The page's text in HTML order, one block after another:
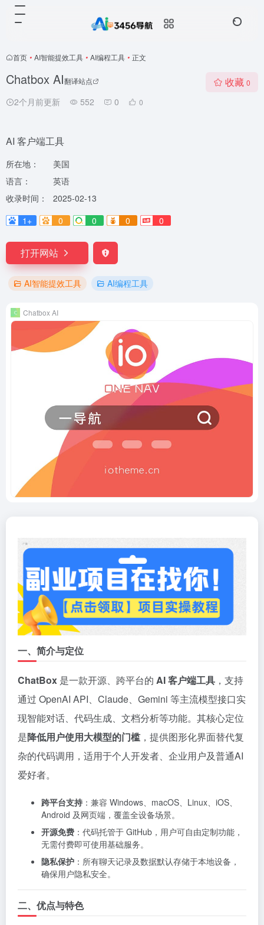
首页 • AI智能提效工具 • AI编程工具 • 正文
Chatbox AI翻译站点
2个月前更新 552 0 0
收藏 0
AI 客户端工具
所在地：
美国
语言：
英语
收录时间：
2025-02-13
1+
0 0 0 0
打开网站
AI智能提效工具 AI编程工具
Chatbox AI
一、简介与定位
ChatBox 是一款开源、跨平台的 AI 客户端工具 ，支持
通过 OpenAI API、Claude、Gemini 等主流模型接口实
现智能对话、代码生成、文档分析等功能。其核心定位
是降低用户使用大模型的门槛，提供图形化界面替代复
杂的代码调用，适用于个人开发者、企业用户及普通AI
爱好者。
跨平台支持 ：兼容 Windows、macOS、Linux、iOS、
Android 及网页端，覆盖全设备场景。
开源免费 ：代码托管于 GitHub，用户可自由定制功能，
无需付费即可使用基础服务。
隐私保护 ：所有聊天记录及数据默认存储于本地设备，
确保用户隐私安全。
二、优点与特色